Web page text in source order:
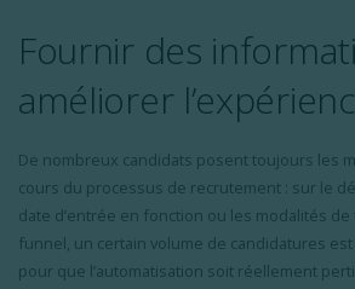
Fournir des
améliorer
De nombreux candidats posent toujours les
cours du processus de recrutement : sur le
date d’entrée en fonction ou les modalités de
funnel, un certain volume de candidatures
pour que l’automatisation soit réellement